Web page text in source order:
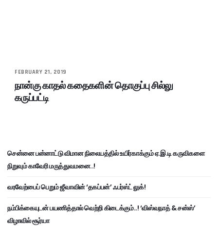
FEBRUARY 21, 2019
நான்கு காதல் கதைகளின் தொகுப்பு சில்லு
கருப்பட்டி
சென்னை பன்னாட்டு விமான நிலையத்தில் உயிர்காக்கும் ஏ.இ.டி கருவிகளை
நிறுவும் காவேரி மருத்துவமனை..!
வரவேற்பைப் பெறும் ஜீவாவின் ‘தகப்பன்’ ஃபர்ஸ்ட் லுக்!
நம்பிக்கையுடன் பயணித்தால் வெற்றி கிடைக்கும்..! ‘விஸ்வநாத் & சன்ஸ்’
விழாவில் சூர்யா